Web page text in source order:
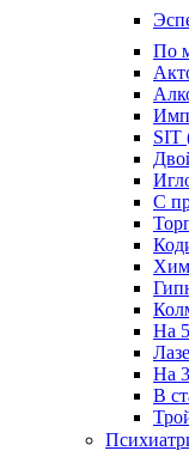
По
SIT
С
На
На
В